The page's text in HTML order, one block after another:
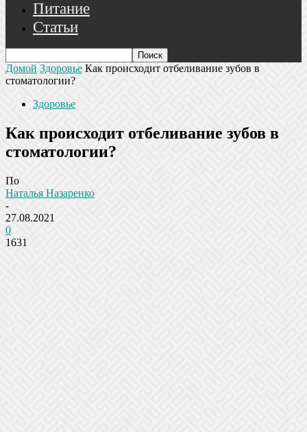
Питание
Статьи
Домой Здоровье Как происходит отбеливание зубов в
стоматологии?
Здоровье
Как происходит отбеливание зубов в
стоматологии?
По
Наталья Назаренко
-
27.08.2021
0
1631